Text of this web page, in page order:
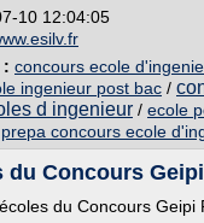
10 12:04:05
: concours ecole
ingenieur post bac /
d ingenieur / ecole
prepa concours ecole
du Concours
du Concours Geipi